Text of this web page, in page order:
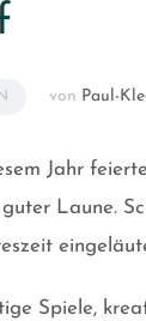
von Paul-
Jahr
Laune.
Spiele,